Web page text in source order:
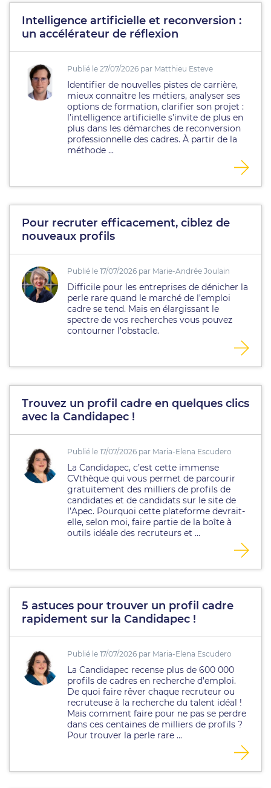
Intelligence artificielle et reconversion :
un accélérateur de réflexion
Publié le 27/07/2026 par Matthieu Esteve
Identifier de nouvelles pistes de carrière,
mieux connaître les métiers, analyser ses
options de formation, clarifier son projet :
l’intelligence artificielle s’invite de plus en
plus dans les démarches de reconversion
professionnelle des cadres. À partir de la
méthode ...
Pour recruter efficacement, ciblez de
nouveaux profils
Publié le 17/07/2026 par Marie-Andrée Joulain
Difficile pour les entreprises de dénicher la
perle rare quand le marché de l’emploi
cadre se tend. Mais en élargissant le
spectre de vos recherches vous pouvez
contourner l’obstacle.
Trouvez un profil cadre en quelques clics
avec la Candidapec !
Publié le 17/07/2026 par Maria-Elena Escudero
La Candidapec, c’est cette immense
CVthèque qui vous permet de parcourir
gratuitement des milliers de profils de
candidates et de candidats sur le site de
l’Apec. Pourquoi cette plateforme devrait-
elle, selon moi, faire partie de la boîte à
outils idéale des recruteurs et ...
5 astuces pour trouver un profil cadre
rapidement sur la Candidapec !
Publié le 17/07/2026 par Maria-Elena Escudero
La Candidapec recense plus de 600 000
profils de cadres en recherche d’emploi.
De quoi faire rêver chaque recruteur ou
recruteuse à la recherche du talent idéal !
Mais comment faire pour ne pas se perdre
dans ces centaines de milliers de profils ?
Pour trouver la perle rare ...